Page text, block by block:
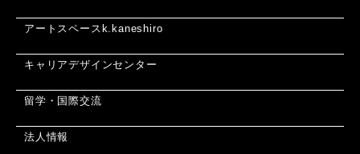
アートスペースk.kaneshiro
キャリアデザインセンター
留学・国際交流
法人情報